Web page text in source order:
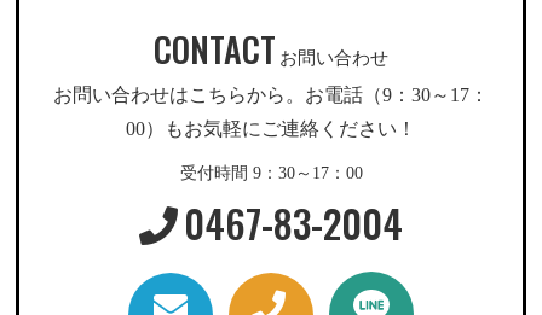
CONTACT お問い合わせ
お問い合わせはこちらから。お電話（9：30～17：
00）もお気軽にご連絡ください！
受付時間 9：30～17：00
0467-83-2004